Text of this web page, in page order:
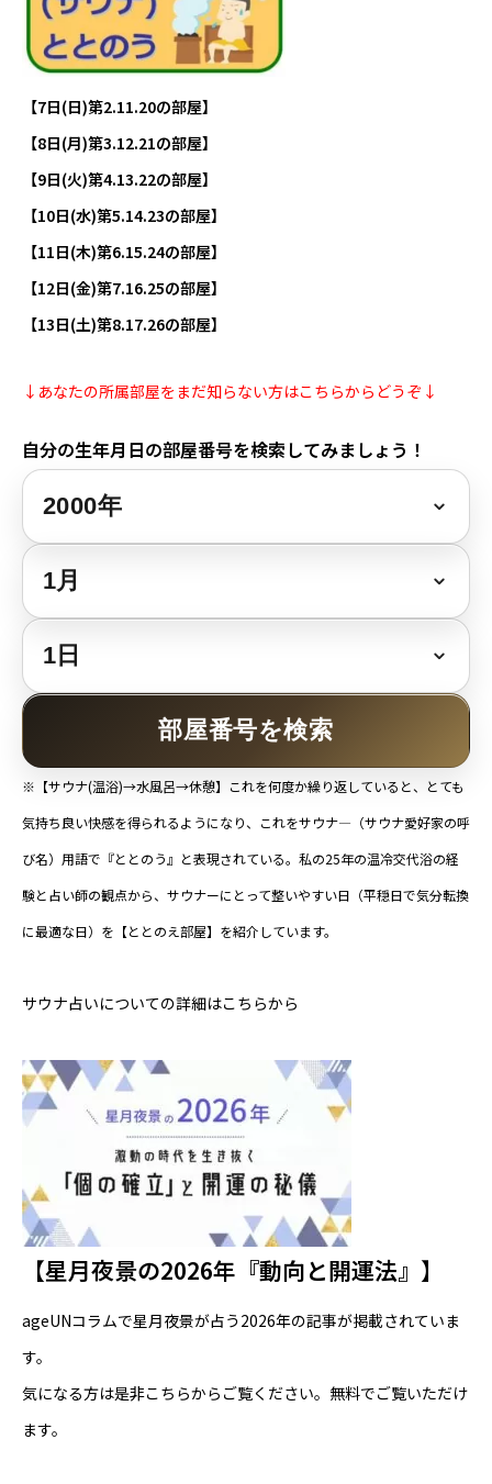
【7日(日)第2.11.20の部屋】
【8日(月)第3.12.21の部屋】
【9日(火)第4.13.22の部屋】
【10日(水)第5.14.23の部屋】
【11日(木)第6.15.24の部屋】
【12日(金)第7.16.25の部屋】
【13日(土)第8.17.26の部屋】
↓あなたの所属部屋をまだ知らない方はこちらからどうぞ↓
自分の生年月日の部屋番号を検索してみましょう！
部屋番号を検索
※【サウナ(温浴)→水風呂→休憩】これを何度か繰り返していると、とても
気持ち良い快感を得られるようになり、これをサウナ―（サウナ愛好家の呼
び名）用語で『ととのう』と表現されている。私の25年の温冷交代浴の経
験と占い師の観点から、サウナーにとって整いやすい日（平穏日で気分転換
に最適な日）を【ととのえ部屋】を紹介しています。
サウナ占いについての詳細はこちらから
【星月夜景の2026年『動向と開運法』】
ageUNコラムで星月夜景が占う2026年の記事が掲載されていま
す。
気になる方は是非こちらからご覧ください。無料でご覧いただけ
ます。